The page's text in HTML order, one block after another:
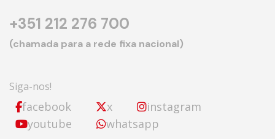
+351 212 276 700
(chamada para a rede fixa nacional)
Siga-nos!
facebook x
instagram
youtube
whatsapp